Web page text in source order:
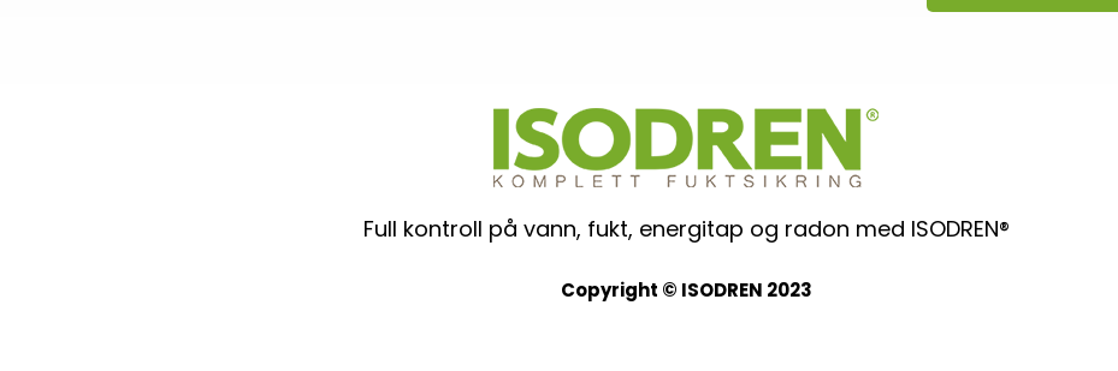
Full kontroll på vann, fukt, energitap og radon med ISODREN®
Copyright © ISODREN 2023